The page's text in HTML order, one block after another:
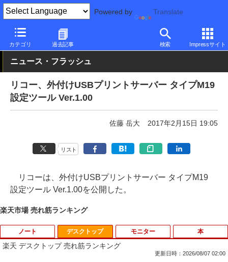
Powered by Translate
カテゴリ 過去記事 検索 Impressサイト
PC Watch 半導体/周辺機器 レーザープリンタ/複合機 リコー
ニュース・フラッシュ
リコー、外付けUSBプリントサーバー タイプM19
設定ツール Ver.1.00
佐藤 岳大 2017年2月15日 19:05
リスト
リコーは、外付けUSBプリントサーバー タイプM19
設定ツール Ver.1.00を公開した。
楽天市場 売れ筋ランキング
ノート デスクトップ
楽天 デスクトップ 売れ筋ランキング
更新日時：2026/08/07 02:00
モニター 本